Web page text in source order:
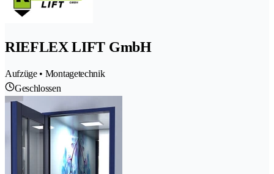
RIEFLEX LIFT GmbH
Aufzüge • Montagetechnik
Geschlossen